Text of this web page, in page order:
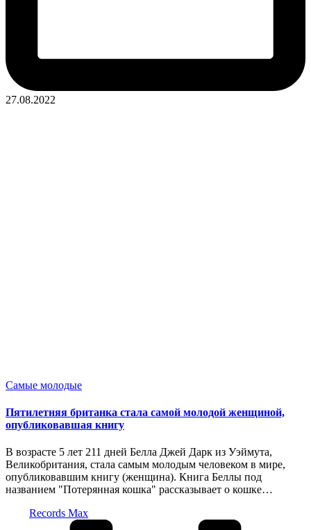
27.08.2022
Опубликовано
Самые молодые
Пятилетняя британка стала самой молодой женщиной,
опубликовавшая книгу
В возрасте 5 лет 211 дней Белла Джей Дарк из Уэймута,
Великобритания, стала самым молодым человеком в мире,
опубликовавшим книгу (женщина). Книга Беллы под
названием "Потерянная кошка" рассказывает о кошке…
Records Max